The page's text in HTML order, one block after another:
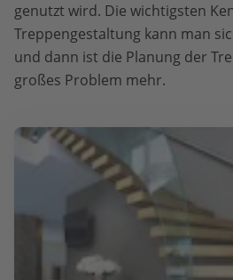
genutzt wird. Die wichtigsten
Treppengestaltung kann man
und dann ist die Planung der
großes Problem mehr.